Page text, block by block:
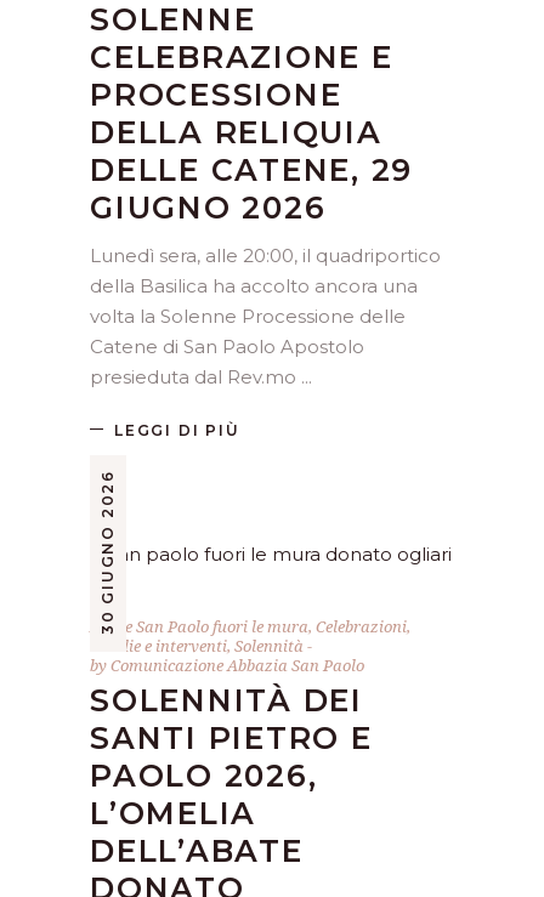
SOLENNE
CELEBRAZIONE E
PROCESSIONE
DELLA RELIQUIA
DELLE CATENE, 29
GIUGNO 2026
Lunedì sera, alle 20:00, il quadriportico
della Basilica ha accolto ancora una
volta la Solenne Processione delle
Catene di San Paolo Apostolo
presieduta dal Rev.mo
LEGGI DI PIÙ
30 GIUGNO 2026
Abate San Paolo fuori le mura, Celebrazioni,
Omelie e interventi, Solennità
byComunicazione Abbazia San Paolo
SOLENNITÀ DEI
SANTI PIETRO E
PAOLO 2026,
L’OMELIA
DELL’ABATE
DONATO